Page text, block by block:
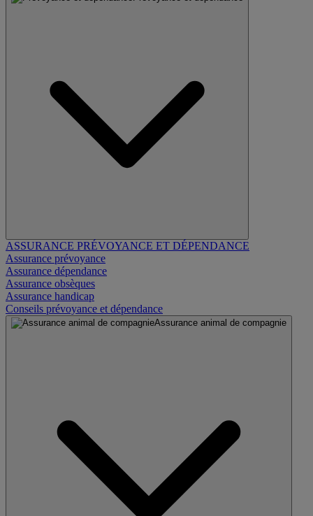
ASSURANCE PRÉVOYANCE ET DÉPENDANCE
Assurance prévoyance
Assurance dépendance
Assurance obsèques
Assurance handicap
Conseils prévoyance et dépendance
Assurance animal de compagnie